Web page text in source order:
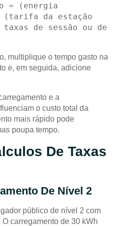
= (energia
(tarifa da estação
de sessão ou de
multiplique o tempo gasto na
e, em seguida, adicione
e a
o custo total da
mais rápido pode
poupa tempo.
De Taxas
De Nível 2
público de nível 2 com
carregamento de 30 kWh